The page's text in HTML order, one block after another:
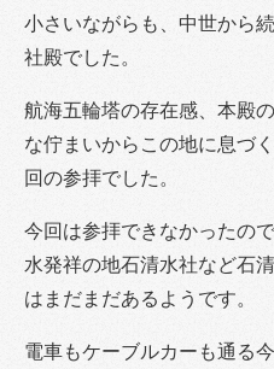
小さいながらも、中世から
社殿でした。
航海五輪塔の存在感、本殿
な佇まいからこの地に息づ
回の参拝でした。
今回は参拝できなかったの
水発祥の地石清水社など石
はまだまだあるようです。
電車もケーブルカーも通る